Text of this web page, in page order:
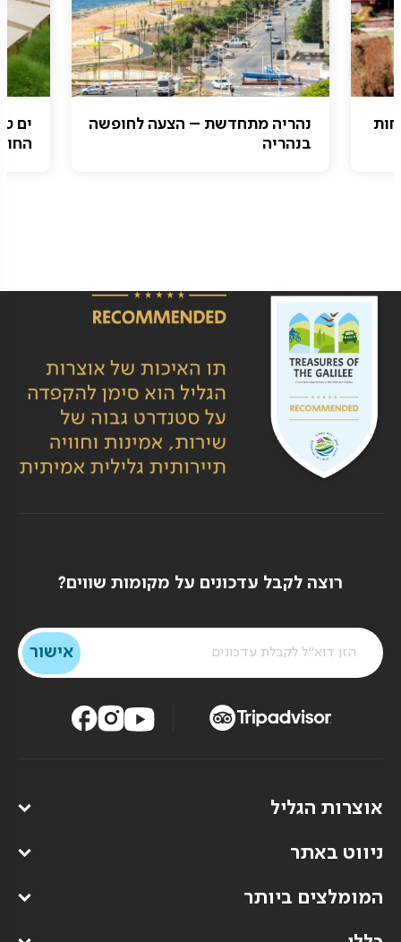
נהריה מתחדשת – הצעה לחופשה
בנהריה
ים
רוצה לקבל עדכונים על מקומות שווים?
אוצרות הגליל
ניווט באתר
המומלצים ביותר